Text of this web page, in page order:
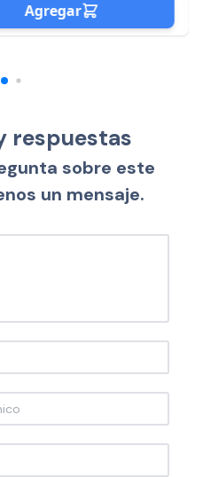
Agregar
respuestas
sobre este
un mensaje.